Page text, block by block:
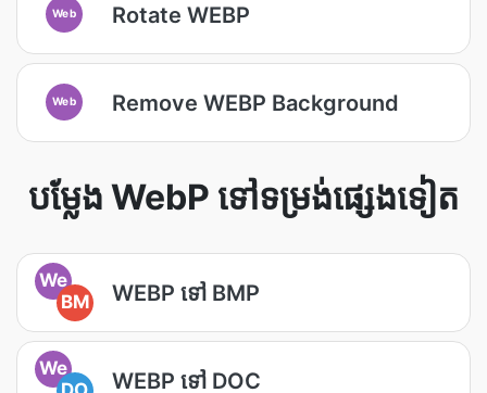
Web Rotate WEBP
Web Remove WEBP Background
បម្លែង WebP ទៅទម្រង់ផ្សេងទៀត
We
BM
WEBP ទៅ BMP
We
WEBP ទៅ DOC